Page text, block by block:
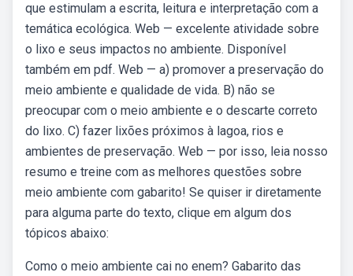
que estimulam a escrita, leitura e interpretação com a
temática ecológica. Web — excelente atividade sobre
o lixo e seus impactos no ambiente. Disponível
também em pdf. Web — a) promover a preservação do
meio ambiente e qualidade de vida. B) não se
preocupar com o meio ambiente e o descarte correto
do lixo. C) fazer lixões próximos à lagoa, rios e
ambientes de preservação. Web — por isso, leia nosso
resumo e treine com as melhores questões sobre
meio ambiente com gabarito! Se quiser ir diretamente
para alguma parte do texto, clique em algum dos
tópicos abaixo:
Como o meio ambiente cai no enem? Gabarito das